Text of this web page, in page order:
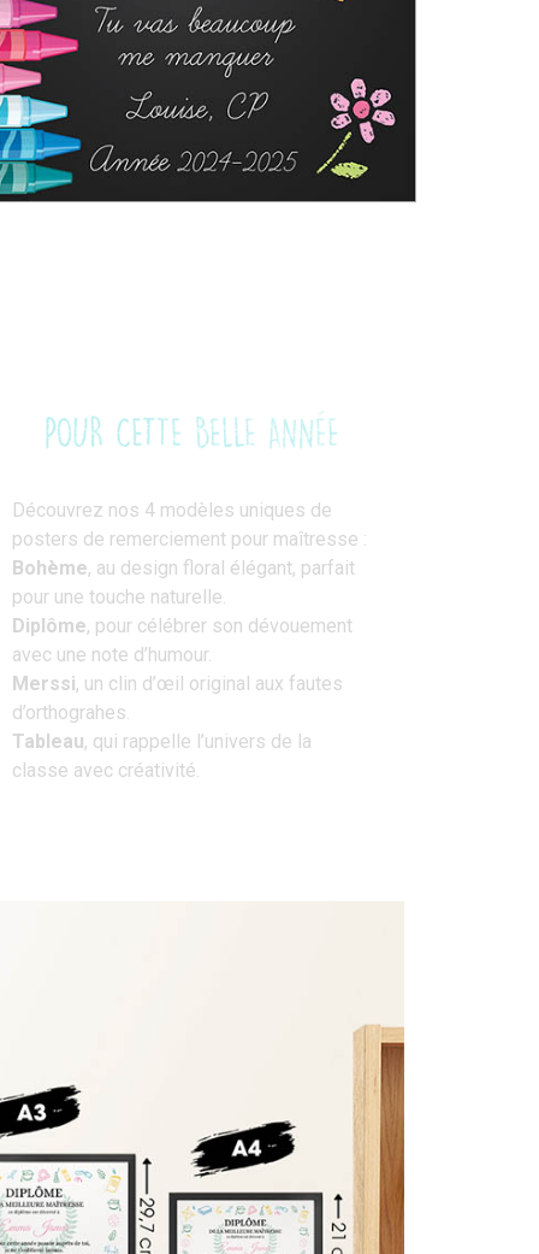
Découvrez nos 4 modèles uniques de
posters de remerciement pour maîtresse :
Bohème, au design floral élégant, parfait
pour une touche naturelle.
Diplôme, pour célébrer son dévouement
avec une note d’humour.
Merssi, un clin d’œil original aux fautes
d’orthograhes.
Tableau, qui rappelle l’univers de la
classe avec créativité.